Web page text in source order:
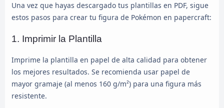
Una vez que hayas descargado tus plantillas en PDF, sigue
estos pasos para crear tu figura de Pokémon en papercraft:
1. Imprimir la Plantilla
Imprime la plantilla en papel de alta calidad para obtener
los mejores resultados. Se recomienda usar papel de
mayor gramaje (al menos 160 g/m²) para una figura más
resistente.